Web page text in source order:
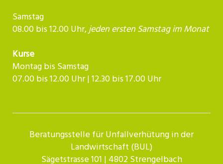
Samstag
08.00 bis 12.00 Uhr,jeden ersten Samstag im Monat
Kurse
Montag bis Samstag
07.00 bis 12.00 Uhr | 12.30 bis 17.00 Uhr​​​​​​
Beratungsstelle für Unfallverhütung in der
Landwirtschaft (BUL)
Sägetstrasse 101 | 4802 Strengelbach